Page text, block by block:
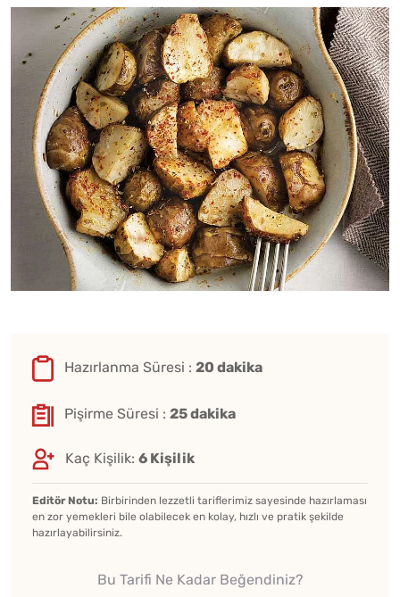
Hazırlanma Süresi : 20 dakika
Pişirme Süresi : 25 dakika
Kaç Kişilik: 6 Kişilik
Editör Notu: Birbirinden lezzetli tariflerimiz sayesinde hazırlaması
en zor yemekleri bile olabilecek en kolay, hızlı ve pratik şekilde
hazırlayabilirsiniz.
Bu Tarifi Ne Kadar Beğendiniz?